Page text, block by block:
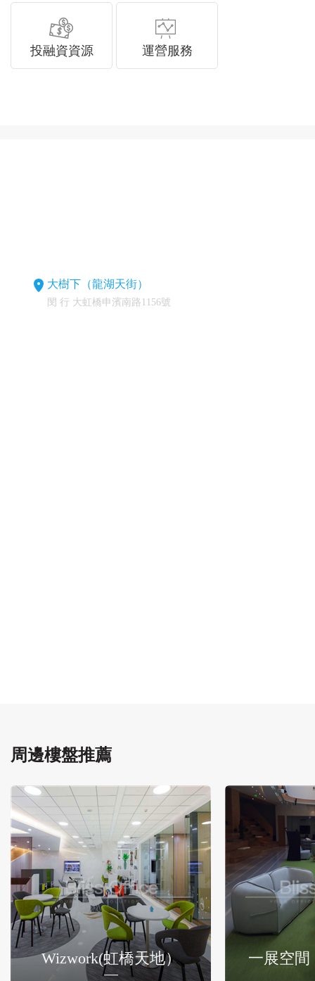
投融資資源 運營服務
大樹下（龍湖天街）
閔 行 大虹橋申濱南路1156號
周邊樓盤推薦
Wizwork(虹橋天地） 一展空間